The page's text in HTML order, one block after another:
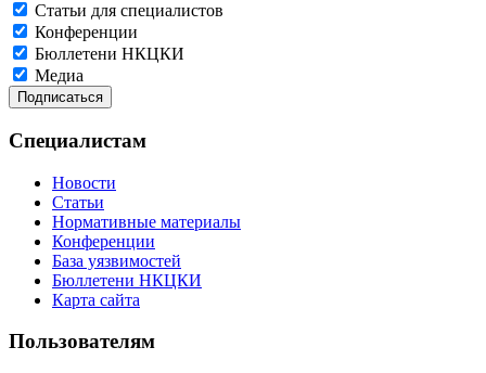
Статьи для специалистов
Конференции
Бюллетени НКЦКИ
Медиа
Специалистам
Новости
Статьи
Нормативные материалы
Конференции
База уязвимостей
Бюллетени НКЦКИ
Карта сайта
Пользователям